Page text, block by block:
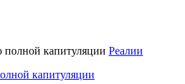
Реалии
капитуляции